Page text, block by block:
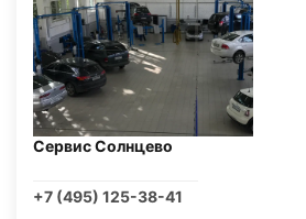
Сервис Солнцево
+7 (495) 125-38-41